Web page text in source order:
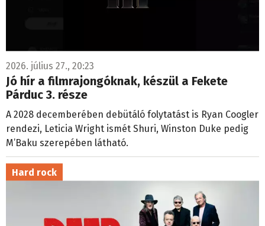
2026. július 27., 20:23
Jó hír a filmrajongóknak, készül a Fekete
Párduc 3. része
A 2028 decemberében debütáló folytatást is Ryan Coogler
rendezi, Leticia Wright ismét Shuri, Winston Duke pedig
M’Baku szerepében látható.
Hard rock